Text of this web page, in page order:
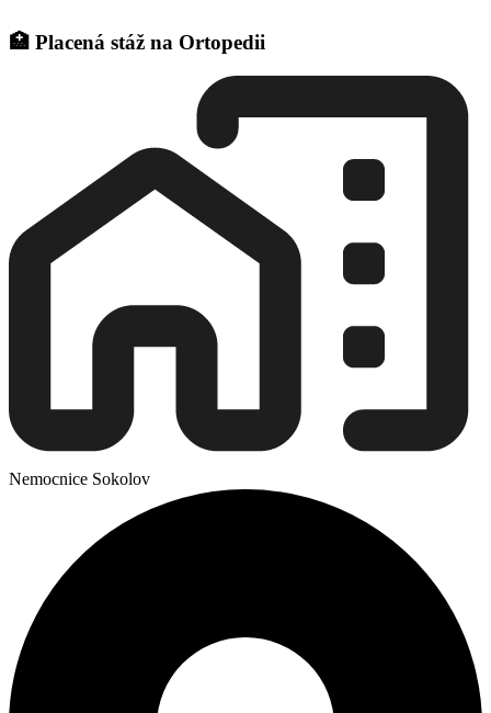
🏥 Placená stáž na Ortopedii
Nemocnice Sokolov